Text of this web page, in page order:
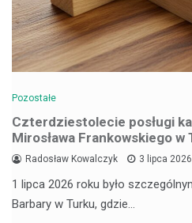
Pozostałe
Czterdziestolecie posługi
Mirosława Frankowskiego w
Radosław Kowalczyk 3 lipca 2026
1 lipca 2026 roku było
Barbary w Turku, gdzie…